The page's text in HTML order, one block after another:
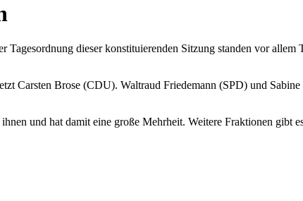
dieser konstituierenden Sitzung standen vor allem
Carsten Brose (CDU). Waltraud Friedemann (SPD) und
und hat damit eine große Mehrheit. Weitere Fraktionen gibt